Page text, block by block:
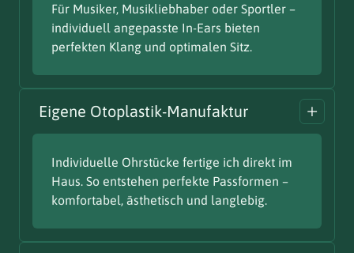
Für Musiker, Musikliebhaber oder Sportler –
individuell angepasste In-Ears bieten
perfekten Klang und optimalen Sitz.
Eigene Otoplastik-Manufaktur
Individuelle Ohrstücke fertige ich direkt im
Haus. So entstehen perfekte Passformen –
komfortabel, ästhetisch und langlebig.